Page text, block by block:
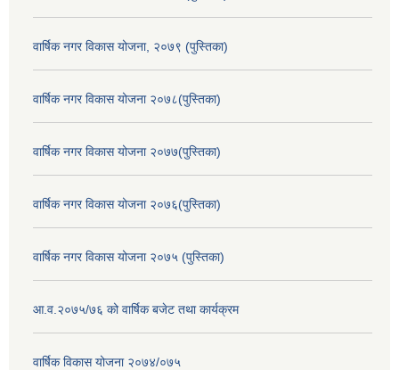
वार्षिक नगर विकास योजना, २०७९ (पुस्तिका)
वार्षिक नगर विकास योजना २०७८(पुस्तिका)
वार्षिक नगर विकास योजना २०७७(पुस्तिका)
वार्षिक नगर विकास योजना २०७६(पुस्तिका)
वार्षिक नगर विकास योजना २०७५ (पुस्तिका)
आ.व.२०७५/७६ को वार्षिक बजेट तथा कार्यक्रम
वार्षिक विकास योजना २०७४/०७५